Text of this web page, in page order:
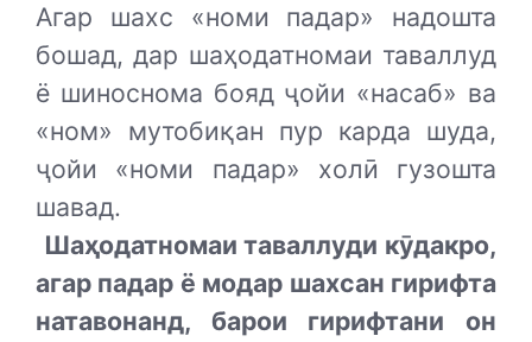
Агар шахс «номи падар» надошта
бошад, дар шаҳодатномаи таваллуд
ё шиноснома бояд ҷойи «насаб» ва
«ном» мутобиқан пур карда шуда,
ҷойи «номи падар» холӣ гузошта
шавад.
Шаҳодатномаи таваллуди кӯдакро,
агар падар ё модар шахсан гирифта
натавонанд, барои гирифтани он